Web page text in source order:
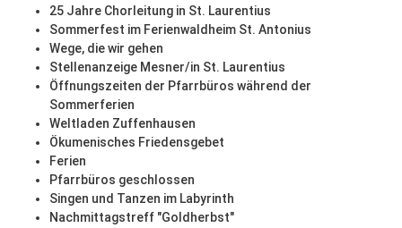
25 Jahre Chorleitung in St. Laurentius
Sommerfest im Ferienwaldheim St. Antonius
Wege, die wir gehen
Stellenanzeige Mesner/in St. Laurentius
Öffnungszeiten der Pfarrbüros während der
Sommerferien
Weltladen Zuffenhausen
Ökumenisches Friedensgebet
Ferien
Pfarrbüros geschlossen
Singen und Tanzen im Labyrinth
Nachmittagstreff "Goldherbst"